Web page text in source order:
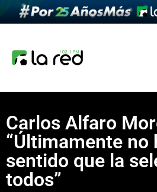
Carlos Alfaro
“Últimamente no
sentido que la
todos”